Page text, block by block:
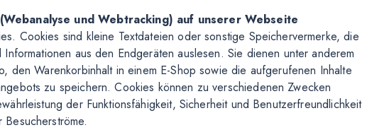
und Webtracking) auf unserer Webseite
Cookies sind kleine Textdateien oder sonstige Speichervermerke, die
aus den Endgeräten auslesen. Sie dienen unter anderem
den Warenkorbinhalt in einem E-Shop sowie die aufgerufenen Inhalte
zu speichern. Cookies können zu verschiedenen Zwecken
der Funktionsfähigkeit, Sicherheit und Benutzerfreundlichkeit